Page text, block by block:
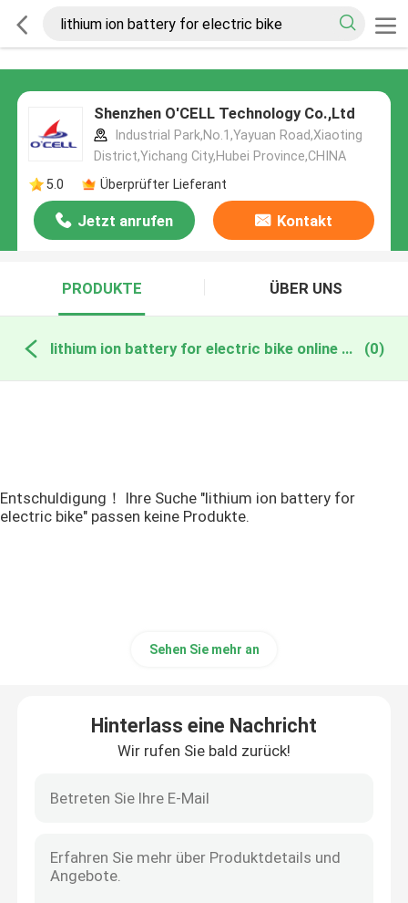
Shenzhen O'CELL Technology Co.,Ltd
Industrial Park,No.1,Yayuan Road,Xiaoting
District,Yichang City,Hubei Province,CHINA
5.0
Überprüfter Lieferant
Jetzt anrufen Kontakt
PRODUKTE ÜBER UNS
lithium ion battery for electric bike online manufacture (0)
Entschuldigung！ Ihre Suche "lithium ion battery for
electric bike" passen keine Produkte.
Sehen Sie mehr an
Hinterlass eine Nachricht
Wir rufen Sie bald zurück!